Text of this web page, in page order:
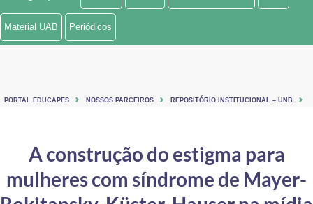
Ministério de Minas e Energia
Controladoria-Geral da União
Material UAB Periódicos
PORTAL EDUCAPES NOSSOS PARCEIROS REPOSITÓRIO INSTITUCIONAL – UNB
A construção do estigma para
mulheres com síndrome de Mayer-